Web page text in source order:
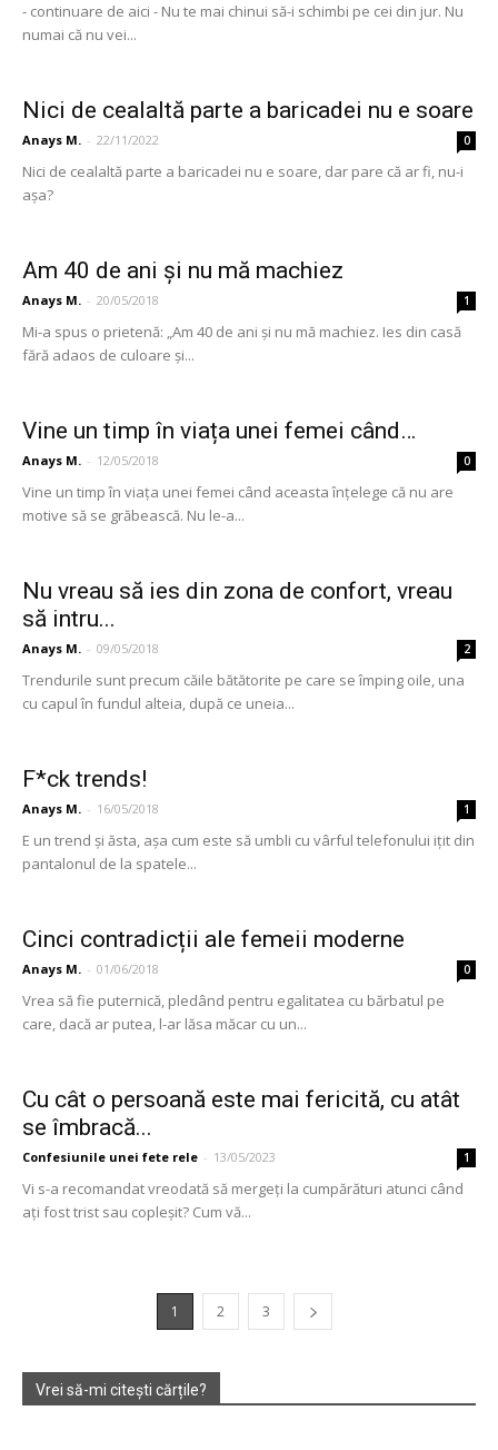
- continuare de aici - Nu te mai chinui să-i schimbi pe cei din jur. Nu
numai că nu vei...
Nici de cealaltă parte a baricadei nu e soare
Anays M. - 22/11/2022 0
Nici de cealaltă parte a baricadei nu e soare, dar pare că ar fi, nu-i
așa?
Am 40 de ani și nu mă machiez
Anays M. - 20/05/2018 1
Mi-a spus o prietenă: „Am 40 de ani și nu mă machiez. Ies din casă
fără adaos de culoare și...
Vine un timp în viața unei femei când…
Anays M. - 12/05/2018 0
Vine un timp în viața unei femei când aceasta înțelege că nu are
motive să se grăbească. Nu le-a...
Nu vreau să ies din zona de confort, vreau
să intru...
Anays M. - 09/05/2018 2
Trendurile sunt precum căile bătătorite pe care se împing oile, una
cu capul în fundul alteia, după ce uneia...
F*ck trends!
Anays M. - 16/05/2018 1
E un trend și ăsta, așa cum este să umbli cu vârful telefonului ițit din
pantalonul de la spatele...
Cinci contradicții ale femeii moderne
Anays M. - 01/06/2018 0
Vrea să fie puternică, pledând pentru egalitatea cu bărbatul pe
care, dacă ar putea, l-ar lăsa măcar cu un...
Cu cât o persoană este mai fericită, cu atât
se îmbracă...
Confesiunile unei fete rele - 13/05/2023 1
Vi s-a recomandat vreodată să mergeți la cumpărături atunci când
ați fost trist sau copleșit? Cum vă...
1 2 3
Vrei să-mi citești cărțile?